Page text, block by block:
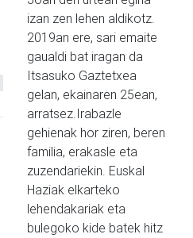
izan zen lehen aldikotz.
2019an ere, sari emaite
gaualdi bat iragan da
Itsasuko Gaztetxea
gelan, ekainaren 25ean,
arratsez.Irabazle
gehienak hor ziren, beren
familia, erakasle eta
zuzendariekin. Euskal
Haziak elkarteko
lehendakariak eta
bulegoko kide batek hitz